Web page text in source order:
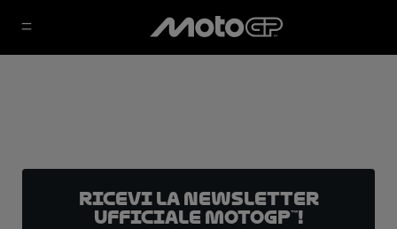
Ricevi la newsletter
ufficiale MotoGP™!